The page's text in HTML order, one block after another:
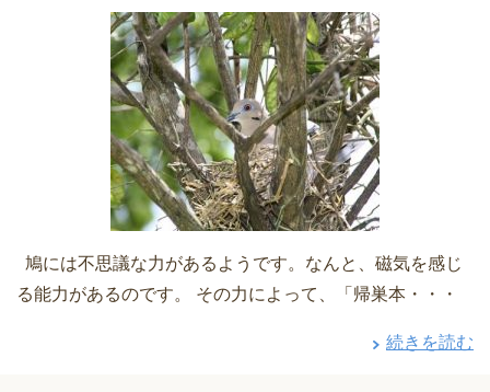
鳩には不思議な力があるようです。なんと、磁気を感じ
る能力があるのです。 その力によって、「帰巣本・・・
続きを読む